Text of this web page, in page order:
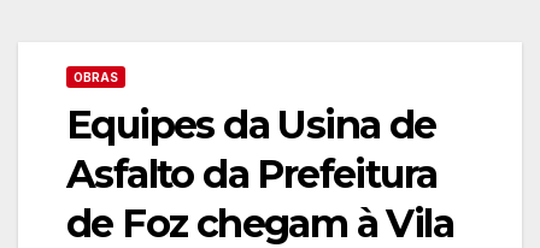
OBRAS
Equipes da Usina de
Asfalto da Prefeitura
de Foz chegam à Vila